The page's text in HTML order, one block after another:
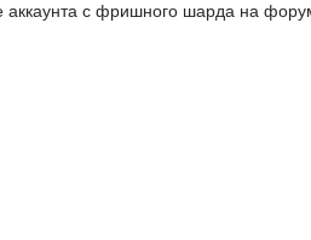
аккаунта с фришного шарда на